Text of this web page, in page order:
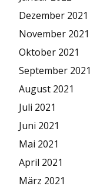
Dezember 2021
November 2021
Oktober 2021
September 2021
August 2021
Juli 2021
Juni 2021
Mai 2021
April 2021
März 2021